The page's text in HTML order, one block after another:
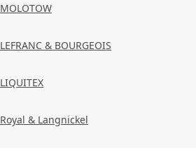
MOLOTOW
LEFRANC & BOURGEOIS
LIQUITEX
Royal & Langnickel